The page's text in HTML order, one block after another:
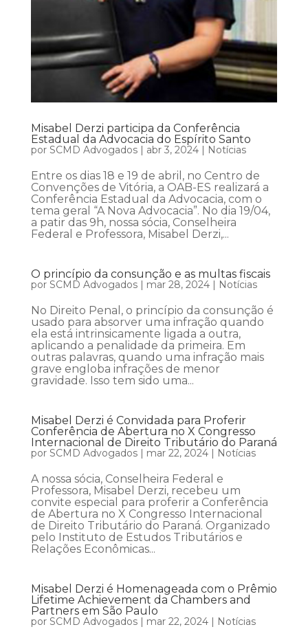
Misabel Derzi participa da Conferência
Estadual da Advocacia do Espírito Santo
por SCMD Advogados| abr 3, 2024| Notícias
Entre os dias 18 e 19 de abril, no Centro de
Convenções de Vitória, a OAB-ES realizará a
Conferência Estadual da Advocacia, com o
tema geral “A Nova Advocacia”. No dia 19/04,
a patir das 9h, nossa sócia, Conselheira
Federal e Professora, Misabel Derzi,...
O princípio da consunção e as multas fiscais
por SCMD Advogados| mar 28, 2024| Notícias
No Direito Penal, o princípio da consunção é
usado para absorver uma infração quando
ela está intrinsicamente ligada a outra,
aplicando a penalidade da primeira. Em
outras palavras, quando uma infração mais
grave engloba infrações de menor
gravidade. Isso tem sido uma...
Misabel Derzi é Convidada para Proferir
Conferência de Abertura no X Congresso
Internacional de Direito Tributário do Paraná
por SCMD Advogados| mar 22, 2024| Notícias
A nossa sócia, Conselheira Federal e
Professora, Misabel Derzi, recebeu um
convite especial para proferir a Conferência
de Abertura no X Congresso Internacional
de Direito Tributário do Paraná. Organizado
pelo Instituto de Estudos Tributários e
Relações Econômicas...
Misabel Derzi é Homenageada com o Prêmio
Lifetime Achievement da Chambers and
Partners em São Paulo
por SCMD Advogados| mar 22, 2024| Notícias